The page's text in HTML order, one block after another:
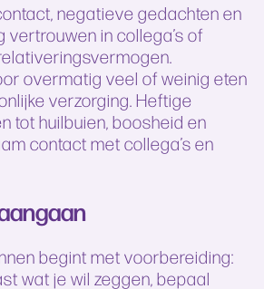
negatieve gedachten en
vertrouwen in collega’s of
overmatig veel of weinig eten
verzorging. Heftige
tot huilbuien, boosheid en
contact met collega’s en
begint met voorbereiding:
wat je wil zeggen, bepaal